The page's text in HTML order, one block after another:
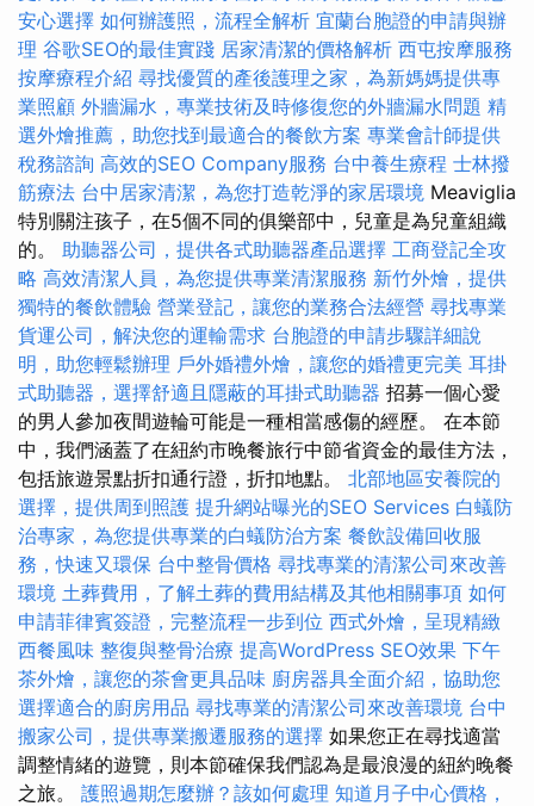
安心選擇 如何辦護照，流程全解析 宜蘭台胞證的申請與辦
理 谷歌SEO的最佳實踐 居家清潔的價格解析 西屯按摩服務
按摩療程介紹 尋找優質的產後護理之家，為新媽媽提供專
業照顧 外牆漏水，專業技術及時修復您的外牆漏水問題 精
選外燴推薦，助您找到最適合的餐飲方案 專業會計師提供
稅務諮詢 高效的SEO Company服務 台中養生療程 士林撥
筋療法 台中居家清潔，為您打造乾淨的家居環境 Meaviglia
特別關注孩子，在5個不同的俱樂部中，兒童是為兒童組織
的。 助聽器公司，提供各式助聽器產品選擇 工商登記全攻
略 高效清潔人員，為您提供專業清潔服務 新竹外燴，提供
獨特的餐飲體驗 營業登記，讓您的業務合法經營 尋找專業
貨運公司，解決您的運輸需求 台胞證的申請步驟詳細說
明，助您輕鬆辦理 戶外婚禮外燴，讓您的婚禮更完美 耳掛
式助聽器，選擇舒適且隱蔽的耳掛式助聽器 招募一個心愛
的男人參加夜間遊輪可能是一種相當感傷的經歷。 在本節
中，我們涵蓋了在紐約市晚餐旅行中節省資金的最佳方法，
包括旅遊景點折扣通行證，折扣地點。 北部地區安養院的
選擇，提供周到照護 提升網站曝光的SEO Services 白蟻防
治專家，為您提供專業的白蟻防治方案 餐飲設備回收服
務，快速又環保 台中整骨價格 尋找專業的清潔公司來改善
環境 土葬費用，了解土葬的費用結構及其他相關事項 如何
申請菲律賓簽證，完整流程一步到位 西式外燴，呈現精緻
西餐風味 整復與整骨治療 提高WordPress SEO效果 下午
茶外燴，讓您的茶會更具品味 廚房器具全面介紹，協助您
選擇適合的廚房用品 尋找專業的清潔公司來改善環境 台中
搬家公司，提供專業搬遷服務的選擇 如果您正在尋找適當
調整情緒的遊覽，則本節確保我們認為是最浪漫的紐約晚餐
之旅。 護照過期怎麼辦？該如何處理 知道月子中心價格，